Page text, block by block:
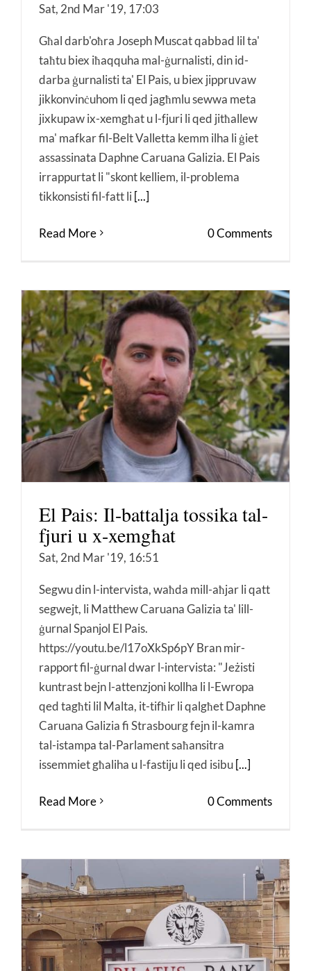
Sat, 2nd Mar '19, 17:03
Għal darb'oħra Joseph Muscat qabbad lil ta'
taħtu biex iħaqquha mal-ġurnalisti, din id-
darba ġurnalisti ta' El Pais, u biex jippruvaw
jikkonvinċuhom li qed jagħmlu sewwa meta
jixkupaw ix-xemgħat u l-fjuri li qed jitħallew
ma' mafkar fil-Belt Valletta kemm ilha li ġiet
assassinata Daphne Caruana Galizia. El Pais
irrappurtat li "skont kelliem, il-problema
tikkonsisti fil-fatt li[...]
Read More 0 Comments
El Pais: Il-battalja tossika tal-
fjuri u x-xemgħat
Sat, 2nd Mar '19, 16:51
Segwu din l-intervista, waħda mill-aħjar li qatt
segwejt, li Matthew Caruana Galizia ta' lill-
ġurnal Spanjol El Pais.
https://youtu.be/l17oXkSp6pY Bran mir-
rapport fil-ġurnal dwar l-intervista: "Jeżisti
kuntrast bejn l-attenzjoni kollha li l-Ewropa
qed tagħti lil Malta, it-tifħir li qalgħet Daphne
Caruana Galizia fi Strasbourg fejn il-kamra
tal-istampa tal-Parlament saħansitra
issemmiet għaliha u l-fastiju li qed isibu[...]
Read More 0 Comments